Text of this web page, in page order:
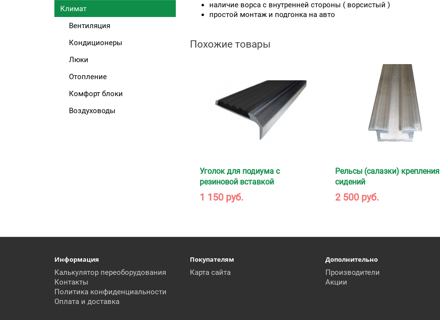
Климат
Вентиляция
Кондиционеры
Люки
Отопление
Комфорт блоки
Воздуховоды
наличие ворса с внутренней стороны ( ворсистый )
простой монтаж и подгонка на авто
Похожие товары
Уголок для подиума с
резиновой вставкой
1 150 руб.
Рельсы (салазки) крепления
сидений
2 500 руб.
Информация
Калькулятор переоборудования
Контакты
Политика конфиденциальности
Оплата и доставка
Покупателям
Карта сайта
Дополнительно
Производители
Акции